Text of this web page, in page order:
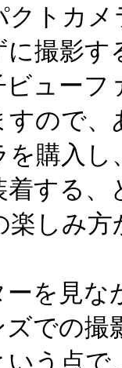
クトカ
撮影
ューフ
ので
を購入
する
楽しみ
を見な
での撮
う点